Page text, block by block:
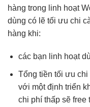
hàng trong linh hoạt
dùng có lẽ tối ưu chi
hàng khi:
các bạn linh hoạt
Tổng tiền tối ưu chi
với một định triển
chi phí thấpsẽ free